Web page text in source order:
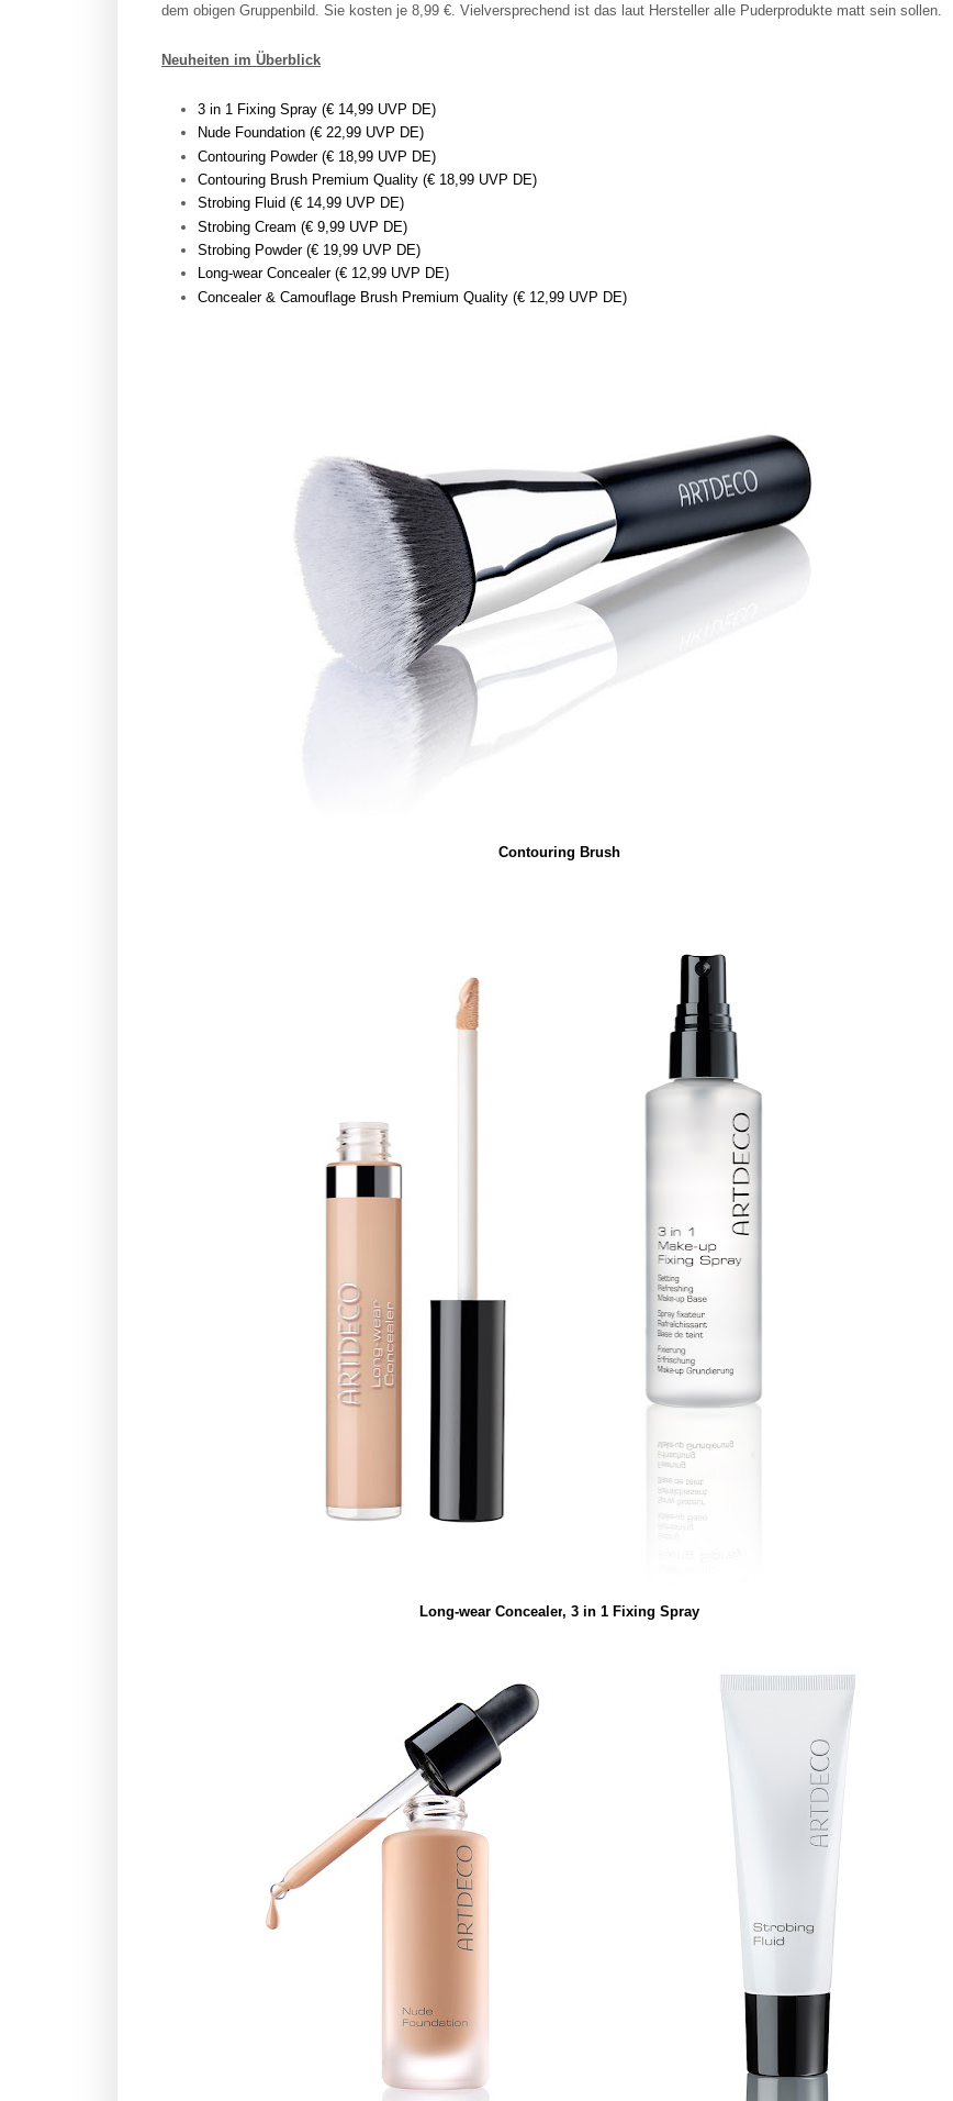
dem obigen Gruppenbild. Sie kosten je 8,99 €. Vielversprechend ist das laut Hersteller alle Puderprodukte matt sein sollen.
Neuheiten im Überblick
3 in 1 Fixing Spray (€ 14,99 UVP DE)
Nude Foundation (€ 22,99 UVP DE)
Contouring Powder (€ 18,99 UVP DE)
Contouring Brush Premium Quality (€ 18,99 UVP DE)
Strobing Fluid (€ 14,99 UVP DE)
Strobing Cream (€ 9,99 UVP DE)
Strobing Powder (€ 19,99 UVP DE)
Long-wear Concealer (€ 12,99 UVP DE)
Concealer & Camouflage Brush Premium Quality (€ 12,99 UVP DE)
Contouring Brush
Long-wear Concealer, 3 in 1 Fixing Spray